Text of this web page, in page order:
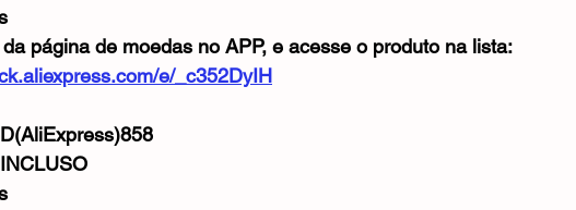
página de moedas no APP, e acesse o produto na lista:
e/_c352DyIH